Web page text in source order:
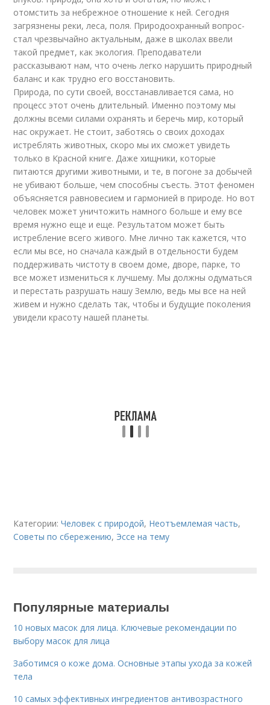
отомстить за небрежное отношение к ней.­­­ Сегодня
загрязнены реки, леса, поля. Природоохранный вопрос­
стал чрезвычайно актуальным, даже в школах ввели
такой предмет, как экология. Преподаватели
рассказывают нам, что очень легко нарушить природный
баланс и как трудно его восстановить.
Природа, по сути своей, восстанавливается сама, но
процесс этот очень длительный. Именно поэтому мы
должны всеми силами охранять и беречь мир, который
нас окружает. Не стоит, заботясь о своих доходах
истреблять животных, скоро мы их сможет увидеть
только в Красной книге. Даже хищники, которые
питаются другими животными, и те, в погоне за добычей
не убивают больше, чем способны съесть. Этот феномен
объясняется равновесием и гармонией в природе. Но вот
человек может уничтожить намного больше и ему все
время нужно еще и еще. Результатом может быть
истребление всего живого. Мне лично так кажется, что
если мы все, но сначала каждый в отдельности будем
поддерживать чистоту в своем доме, дворе, парке, то
все может измениться к лучшему. Мы должны одуматься
и перестать разрушать нашу Землю, ведь мы все на ней
живем и нужно сделать так, чтобы и будущие поколения
увидели красоту нашей планеты.
Категории:Человек с природой, Неотъемлемая часть,
Советы по сбережению, Эссе на тему
Популярные материалы
10 новых масок для лица. Ключевые рекомендации по
выбору масок для лица
Заботимся о коже дома. Основные этапы ухода за кожей
тела
10 самых эффективных ингредиентов антивозрастного